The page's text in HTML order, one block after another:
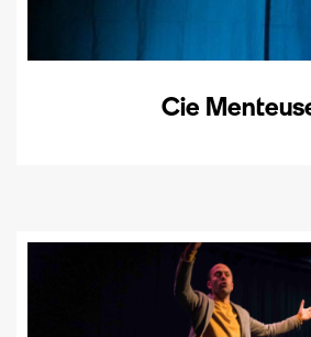
Cie